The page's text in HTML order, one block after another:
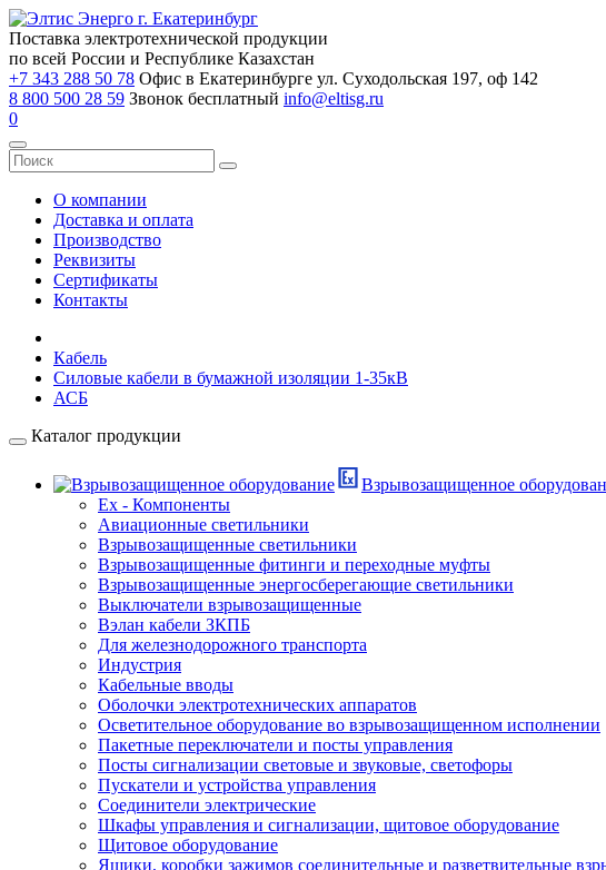
Поставка электротехнической продукции
по всей России и Республике Казахстан
+7 343 288 50 78 Офис в Екатеринбурге ул. Суходольская 197, оф 142
8 800 500 28 59 Звонок бесплатный info@eltisg.ru
0
О компании
Доставка и оплата
Производство
Реквизиты
Сертификаты
Контакты
Кабель
Силовые кабели в бумажной изоляции 1-35кВ
АСБ
Каталог продукции
Взрывозащищенное
Ex - Компоненты
Авиационные светильники
Взрывозащищенные светильники
Взрывозащищенные фитинги и переходные муфты
Взрывозащищенные энергосберегающие светильники
Выключатели взрывозащищенные
Вэлан кабели ЗКПБ
Для железнодорожного транспорта
Индустрия
Кабельные вводы
Оболочки электротехнических аппаратов
Осветительное оборудование во взрывозащищенном исполнении
Пакетные переключатели и посты управления
Посты сигнализации световые и звуковые, светофоры
Пускатели и устройства управления
Соединители электрические
Шкафы управления и сигнализации, щитовое оборудование
Щитовое оборудование
Ящики, коробки зажимов соединительные и разветвительные